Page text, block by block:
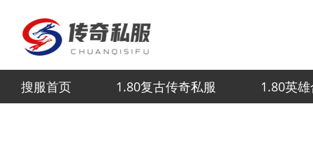
搜服首页 1.80复古传奇私服 1.80英